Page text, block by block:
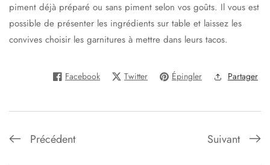
piment déjà préparé ou sans piment selon vos goûts. Il vous est
possible de présenter les ingrédients sur table et laissez les
convives choisir les garnitures à mettre dans leurs tacos.
Facebook Twitter Épingler Partager
Précédent Suivant